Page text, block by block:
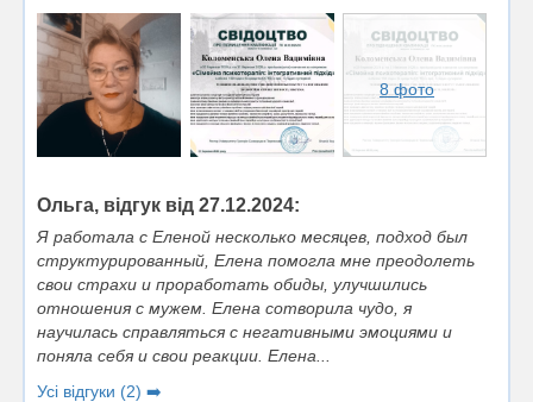
8 фото
Ольга, відгук від 27.12.2024:
Я работала с Еленой несколько месяцев, подход был
структурированный, Елена помогла мне преодолеть
свои страхи и проработать обиды, улучшились
отношения с мужем. Елена сотворила чудо, я
научилась справляться с негативными эмоциями и
поняла себя и свои реакции. Елена...
Усі відгуки (2) ➡️